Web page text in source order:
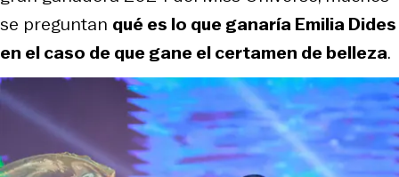
se preguntan qué es lo que ganaría Emilia Dides
en el caso de que gane el certamen de belleza.